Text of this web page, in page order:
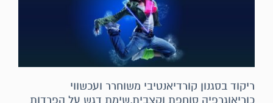
ריקוד בסגנון קורדיאנטיבי משוחרר ועכשווי
כוריאוגרפיה סוחפת וקצבית,שימת דגש על הפרדות